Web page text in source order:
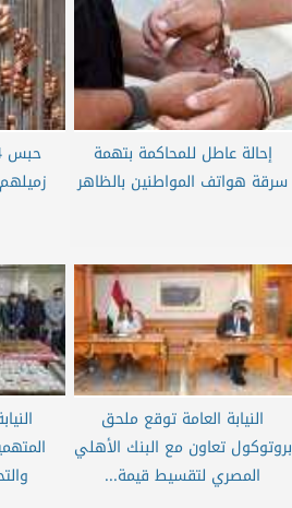
إحالة عاطل للمحاكمة بتهمة
سرقة هواتف المواطنين بالظاهر
النيابة العامة توقع ملحق
بروتوكول تعاون مع البنك الأهلي
المصري لتقسيط قيمة...